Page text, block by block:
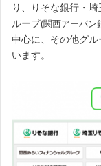
り、りそな銀行・
ループ(関西アーバン
中心に、その他グ
います。